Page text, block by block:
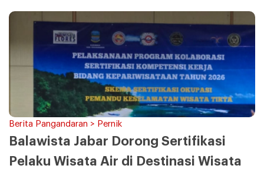
Berita Pangandaran > Pernik
Balawista Jabar Dorong Sertifikasi
Pelaku Wisata Air di Destinasi Wisata